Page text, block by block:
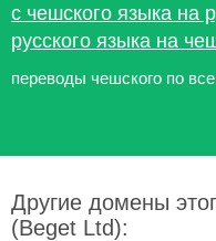
с чешского языка на
русского языка на
переводы чешского по
Другие домены
(Beget Ltd):